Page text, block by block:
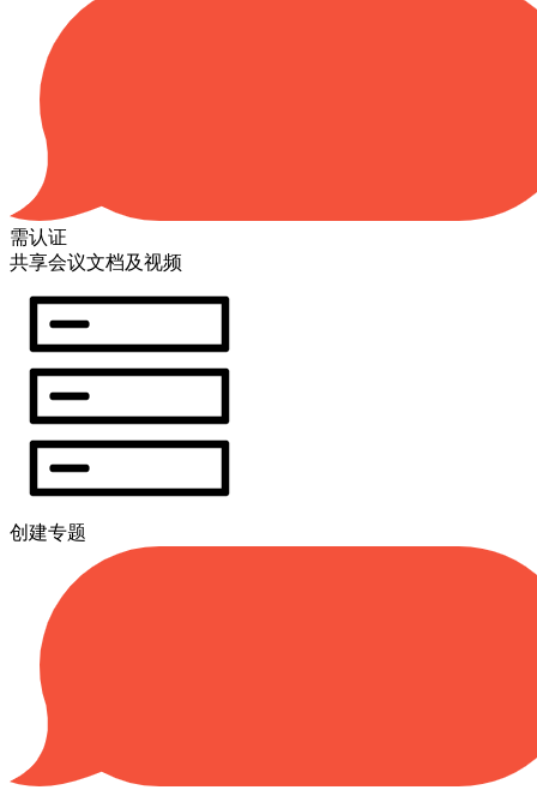
需认证
共享会议文档及视频
创建专题